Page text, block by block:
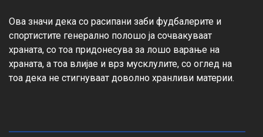
Ова значи дека со расипани заби фудбалерите и
спортистите генерално полошо ја сочвакуваат
храната, со тоа придонесува за лошо варање на
храната, а тоа влијае и врз мусклулите, со оглед на
тоа дека не стигнуваат доволно хранливи материи.